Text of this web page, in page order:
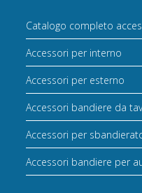
Catalogo completo
Accessori per interno
Accessori per esterno
Accessori bandiere da
Accessori per
Accessori bandiere per